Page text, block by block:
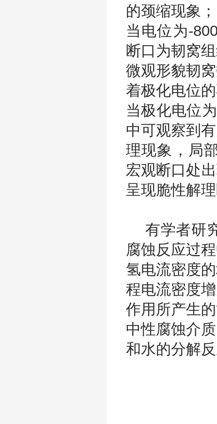
的颈缩现象
当电位为-
断口为韧窝
微观形貌韧
着极化电位
当极化电位
中可观察到
理现象，局
宏观断口处
呈现脆性解
有学者研
腐蚀反应过
氢电流密度
程电流密度
作用所产生
中性腐蚀介
和水的分解